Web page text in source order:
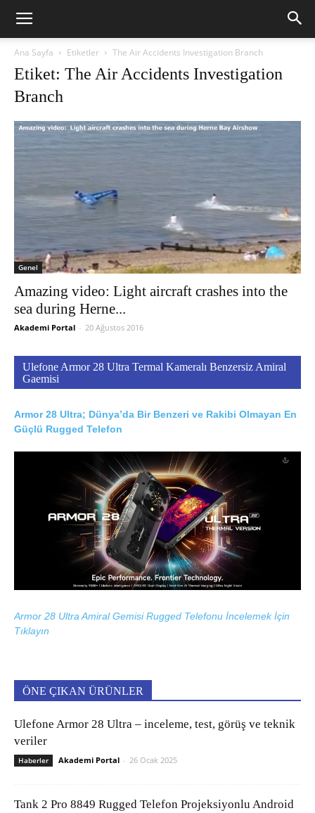
Ana Sayfa Etiketler The Air Accidents Investigation Branch
Etiket: The Air Accidents Investigation
Branch
Genel
Amazing video: Light aircraft crashes into the
sea during Herne...
Akademi Portal - 20 Ağustos 2016
Ulefone Armor 28 Ultra Termal Kameralı Benzersiz Amiral
Gaemisi
Armor 28 Ultra; Dünya’da Bir Benzeri ve Rakibi Olmayan En
Güçlü Rugged Telefon
Armor 28 Ultra Amiral Gemisi Rugged Telefonu İncelemek İçin
Tıklayın
ÖNE ÇIKAN ÜRÜNLER
Ulefone Armor 28 Ultra – inceleme, test, görüş ve teknik
veriler
Haberler Akademi Portal - 26 Ocak 2025
Tank 2 Pro 8849 Rugged Telefon Projeksiyonlu Android